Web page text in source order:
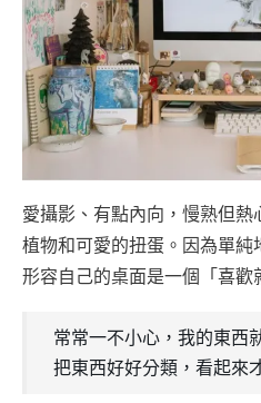
愛攝影、有點內向，慢熟但熱
植物和可愛的扭蛋。因為單純
形容自己的桌面是一個「喜歡
常常一不小心，我的東西
把東西好好分類，看起來